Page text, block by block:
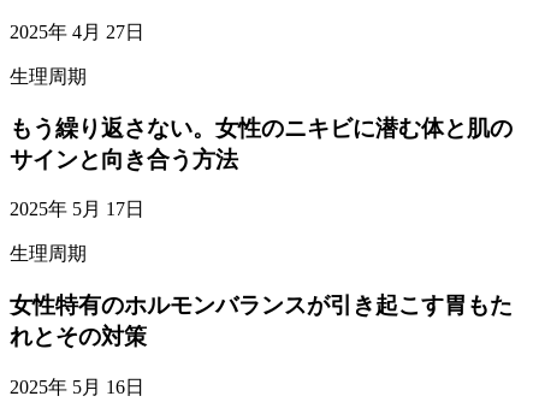
2025年 4月 27日
生理周期
もう繰り返さない。女性のニキビに潜む体と肌の
サインと向き合う方法
2025年 5月 17日
生理周期
女性特有のホルモンバランスが引き起こす胃もた
れとその対策
2025年 5月 16日